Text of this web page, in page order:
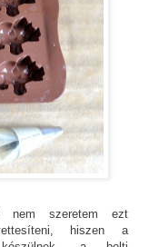
szeretem ezt
hiszen a